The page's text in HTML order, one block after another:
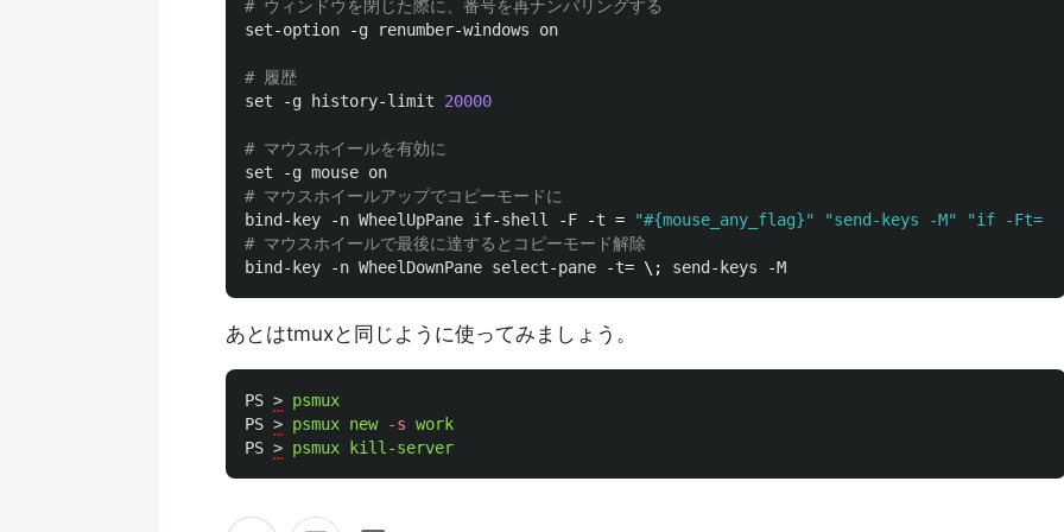
set-option -g renumber-windows on
set -g history-limit 20000
set -g mouse on
bind - key -n WheelUpPane if-shell -F -t = "#{mouse_any_flag}" "send-keys -M"
"if -Ft=
bind - key -n WheelDownPane select-pane -t= \; send - keys -M
あとはtmuxと同じように使ってみましょう。
PS > psmux
PS > psmux new -s work
PS > psmux kill-server